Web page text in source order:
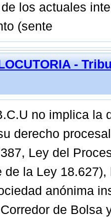
los actuales
(sente
-
no implica la
derecho
Ley del
de la Ley
anónima
de Bolsa